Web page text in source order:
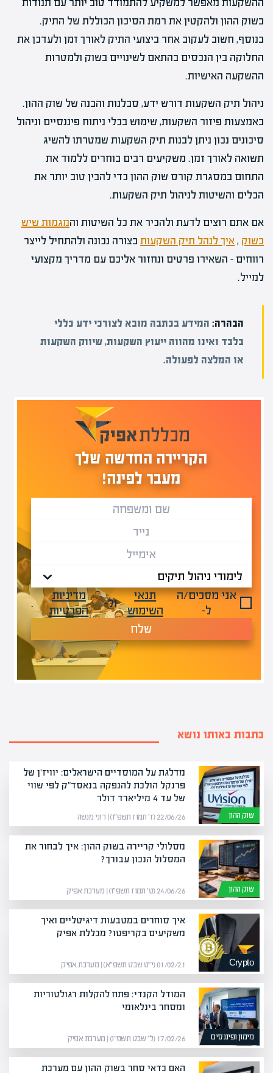
בשוק ההון ולהקטין את רמת הסיכון הכוללת של התיק.
בנוסף, חשוב לעקוב אחר ביצועי התיק לאורך זמן ולעדכן את
החלוקה בין הנכסים בהתאם לשינויים בשוק ולמטרות
ההשקעה האישיות.
ניהול תיק השקעות דורש ידע, סבלנות והבנה של שוק ההון.
באמצעות פיזור השקעות, שימוש בכלי ניתוח פיננסיים וניהול
סיכונים נכון ניתן לבנות תיק השקעות שמטרתו להשיג
תשואה לאורך זמן. משקיעים רבים בוחרים ללמוד את
התחום במסגרת קורס שוק ההון כדי להבין טוב יותר את
הכלים והשיטות לניהול תיק השקעות.
אם אתם רוצים לדעת ולהכיר את כל השיטות והמגמות שיש
בשוק ,איך לנהל תיק השקעות בצורה נכונה ולהתחיל לייצר
רווחים – השאירו פרטים ונחזור אליכם עם מדריך מקצועי
למייל.
הבהרה: המידע בכתבה מובא לצורכי ידע כללי
בלבד ואינו מהווה ייעוץ השקעות, שיווק השקעות
או המלצה לפעולה.
הקריירה החדשה שלך
מעבר לפינה!
אני מסכים/ה
ל-
תנאי
השימוש
ול-
מדיניות
הפרטיות
.
שלח
כתבות באותו נושא
שוק ההון
מדלגת על המוסדיים הישראלים: יוויז'ן של
פרנקל הולכת להנפקה בנאסד"ק לפי שווי
של עד 4 מיליארד דולר
22/06/26 (ז׳ תמוז תשפ״ו) | רוני מנשה
שוק ההון
מסלולי קריירה בשוק ההון: איך לבחור את
המסלול הנכון עבורך?
24/06/26 (ט׳ תמוז תשפ״ו) | מערכת אפיק
Crypto
איך סוחרים במטבעות דיגיטליים ואיך
משקיעים בקריפטו? מכללת אפיק
01/02/21 (י״ט שבט תשפ״א) | מערכת אפיק
מימון ופיננסים
המודל הקנדי: פתח להקלות רגולטוריות
ומסחר בינלאומי
17/02/26 (ל׳ שבט תשפ״ו) | מערכת אפיק
האם כדאי סחר בשוק ההון עם מערכת